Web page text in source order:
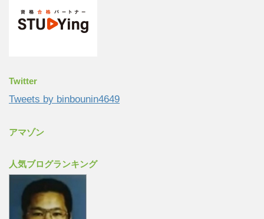
Twitter
Tweets by binbounin4649
アマゾン
人気ブログランキング